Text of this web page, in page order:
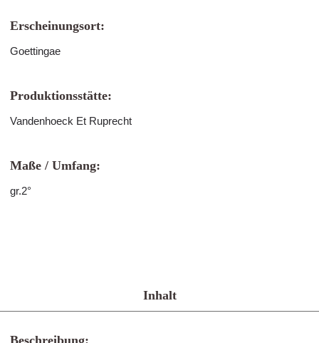
Erscheinungsort:
Goettingae
Produktionsstätte:
Vandenhoeck Et Ruprecht
Maße / Umfang:
gr.2°
Inhalt
Beschreibung: